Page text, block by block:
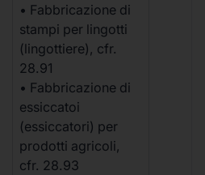
• Fabbricazione di
stampi per lingotti
(lingottiere), cfr.
28.91
• Fabbricazione di
essiccatoi
(essiccatori) per
prodotti agricoli,
cfr. 28.93